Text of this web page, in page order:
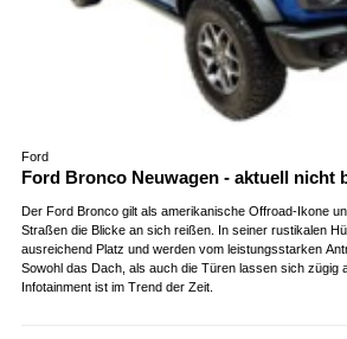
Ford
Ford Bronco Neuwagen - aktuell nicht
Der Ford Bronco gilt als amerikanische Offroad-Ikone
Straßen die Blicke an sich reißen. In seiner rustikalen
ausreichend Platz und werden vom leistungsstarken
Sowohl das Dach, als auch die Türen lassen sich zügig
Infotainment ist im Trend der Zeit.